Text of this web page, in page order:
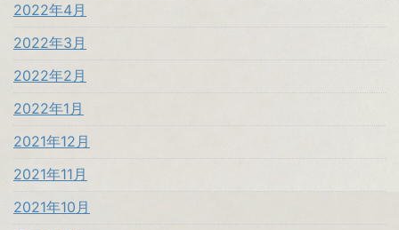
2022年4月
2022年3月
2022年2月
2022年1月
2021年12月
2021年11月
2021年10月